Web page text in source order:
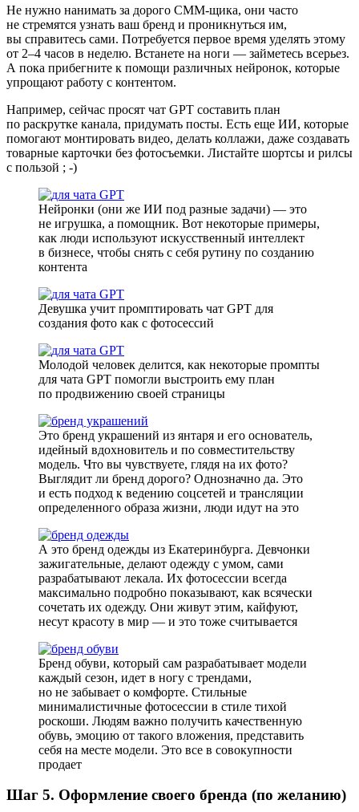
Не нужно нанимать за дорого СММ-щика, они часто
не стремятся узнать ваш бренд и проникнуться им,
вы справитесь сами. Потребуется первое время уделять этому
от 2–4 часов в неделю. Встанете на ноги — займетесь всерьез.
А пока прибегните к помощи различных нейронок, которые
упрощают работу с контентом.
Например, сейчас просят чат GPT составить план
по раскрутке канала, придумать посты. Есть еще ИИ, которые
помогают монтировать видео, делать коллажи, даже создавать
товарные карточки без фотосъемки. Листайте шортсы и рилсы
с пользой ; -)
Нейронки (они же ИИ под разные задачи) — это
не игрушка, а помощник. Вот некоторые примеры,
как люди используют искусственный интеллект
в бизнесе, чтобы снять с себя рутину по созданию
контента
Девушка учит промптировать чат GPT для
создания фото как с фотосессий
Молодой человек делится, как некоторые промпты
для чата GPT помогли выстроить ему план
по продвижению своей страницы
Это бренд украшений из янтаря и его основатель,
идейный вдохновитель и по совместительству
модель. Что вы чувствуете, глядя на их фото?
Выглядит ли бренд дорого? Однозначно да. Это
и есть подход к ведению соцсетей и трансляции
определенного образа жизни, люди идут на это
А это бренд одежды из Екатеринбурга. Девчонки
зажигательные, делают одежду с умом, сами
разрабатывают лекала. Их фотосессии всегда
максимально подробно показывают, как всячески
сочетать их одежду. Они живут этим, кайфуют,
несут красоту в мир — и это тоже считывается
Бренд обуви, который сам разрабатывает модели
каждый сезон, идет в ногу с трендами,
но не забывает о комфорте. Стильные
минималистичные фотосессии в стиле тихой
роскоши. Людям важно получить качественную
обувь, эмоцию от такого вложения, представить
себя на месте модели. Это все в совокупности
продает
Шаг 5. Оформление своего бренда (по желанию)